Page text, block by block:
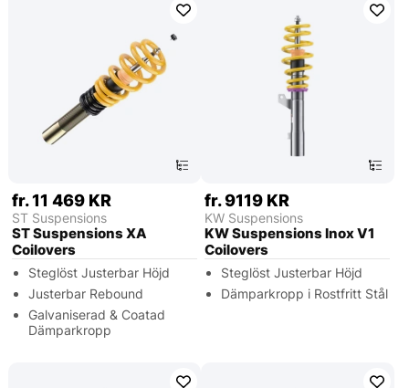
fr. 11 469 KR
ST Suspensions
ST Suspensions XA
Coilovers
Steglöst Justerbar Höjd
Justerbar Rebound
Galvaniserad & Coatad
Dämparkropp
fr. 9119 KR
KW Suspensions
KW Suspensions Inox V1
Coilovers
Steglöst Justerbar Höjd
Dämparkropp i Rostfritt Stål